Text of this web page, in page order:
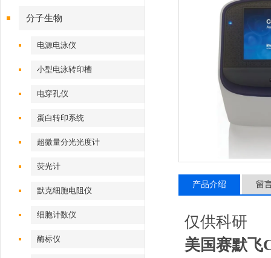
分子生物
电源电泳仪
小型电泳转印槽
电穿孔仪
蛋白转印系统
超微量分光光度计
荧光计
默克细胞电阻仪
细胞计数仪
酶标仪
产品介绍 留
仅供科研
美国赛默飞